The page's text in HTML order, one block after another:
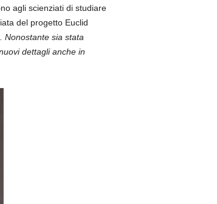
agli scienziati di studiare
del progetto Euclid
Nonostante sia stata
dettagli anche in